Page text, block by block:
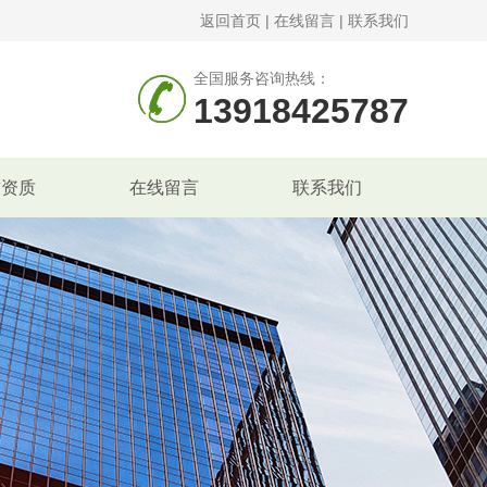
返回首页 | 在线留言 | 联系我们
全国服务咨询热线：
13918425787
质 在线留言 联系我们